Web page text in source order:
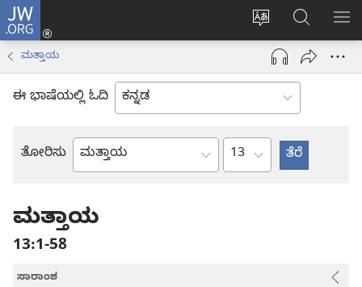
JW.ORG
ವೆಬ್‌ಸೈಟ್‌ನ
ಭಾಷೆಯನ್ನು
ಬದಲಿಸು
ಲಾಗ್
ಇನ್
(opens
new
ಹುಡುಕಿ
ಮತ್ತಾಯ
ಈ ಭಾಷೆಯಲ್ಲಿ ಓದಿ
ತೋರಿಸು
ಬೈಬಲ್
ಅಧ್ಯಾಯ
ಮತ್ತಾಯ
13:1-58
ಸಾರಾಂಶ